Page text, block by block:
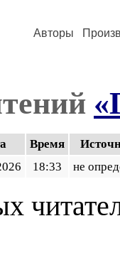
Авторы
Время
18:33 не